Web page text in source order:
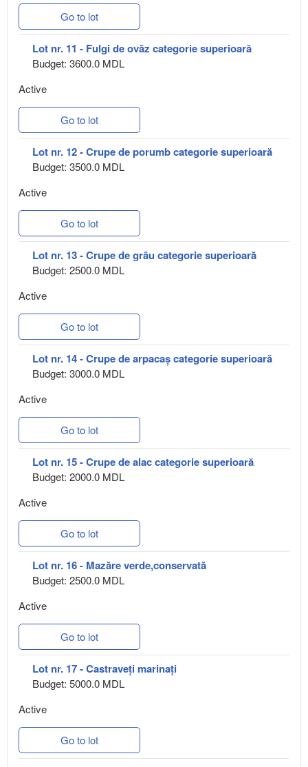
Go to lot
Lot nr. 11 - Fulgi de ovăz categorie superioară
Budget: 3600.0 MDL
Active
Go to lot
Lot nr. 12 - Crupe de porumb categorie superioară
Budget: 3500.0 MDL
Active
Go to lot
Lot nr. 13 - Crupe de grâu categorie superioară
Budget: 2500.0 MDL
Active
Go to lot
Lot nr. 14 - Crupe de arpacaș categorie superioară
Budget: 3000.0 MDL
Active
Go to lot
Lot nr. 15 - Crupe de alac categorie superioară
Budget: 2000.0 MDL
Active
Go to lot
Lot nr. 16 - Mazăre verde,conservată
Budget: 2500.0 MDL
Active
Go to lot
Lot nr. 17 - Castraveți marinați
Budget: 5000.0 MDL
Active
Go to lot